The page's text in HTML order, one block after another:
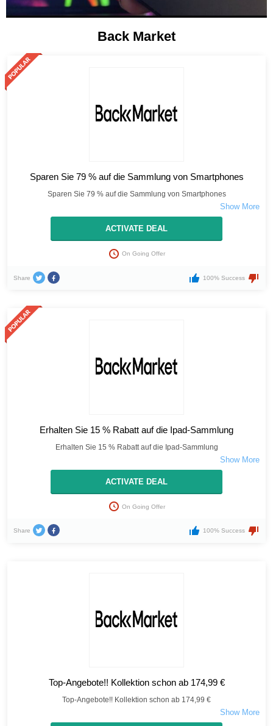
Back Market
Sparen Sie 79 % auf die Sammlung von Smartphones
Sparen Sie 79 % auf die Sammlung von Smartphones
ACTIVATE DEAL
On Going Offer
Share 100% Success
Erhalten Sie 15 % Rabatt auf die Ipad-Sammlung
Erhalten Sie 15 % Rabatt auf die Ipad-Sammlung
ACTIVATE DEAL
On Going Offer
Share 100% Success
Top-Angebote!! Kollektion schon ab 174,99 €
Top-Angebote!! Kollektion schon ab 174,99 €